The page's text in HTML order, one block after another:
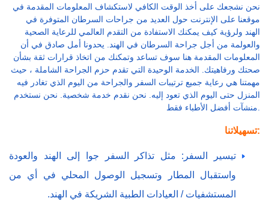
نحن نشجعك على أخذ الوقت الكافي لاستكشاف المعلومات المقدمة في
موقعنا على الإنترنت حول العديد من جراحات السرطان المتوفرة في
الهند ولرؤية كيف يمكنك الاستفادة من التقدم العالمي للرعاية الصحية
والعولمة من أجل جراحة السرطان في الهند. يحدونا أمل صادق في أن
المعلومات المقدمة هنا سوف تساعد وتمكنك من اتخاذ قرارات ثقة بشأن
صحتك ورفاهيتك. الخدمة الوحيدة التي تقدم حزم الجراحة الشاملة ، حيث
مهمتنا هي رعاية جميع ترتيبات السفر والجراحة من اليوم الذي تغادر فيه
المنزل حتى اليوم الذي تعود إليه. نحن نقدم خدمة شخصية. نحن نستخدم
تسهيلاتنا:
تيسير السفر: مثل تذاكر السفر جوا إلى الهند والعودة
واستقبال المطار وتسجيل الوصول المحلي في أي من
المستشفيات / العيادات الطبية الشريكة في الهند.